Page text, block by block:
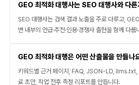
GEO 최적화 대행사는 SEO 대행사와 다
SEO 대행사는 검색 결과 노출을 주로 다루고,
변 내부의 언급·추천·인용·경쟁사 출현을 함께 다룹
GEO 최적화 대행은 어떤 산출물을 만들나
키워드별 근거 페이지, FAQ, JSON-LD, llms.txt,
료 초안, 작업 전후 측정 리포트를 만듭니다.